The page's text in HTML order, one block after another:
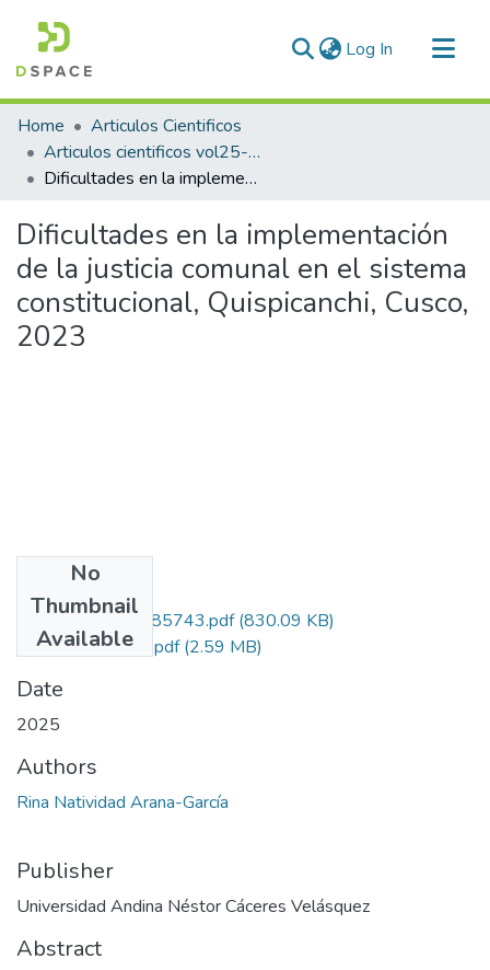
Log In (current)
Communities & Collections
All of DSpace
Statistics
Home
Articulos Cientificos
Articulos cientificos vol25- 1
Dificultades en la implementación de la justicia comunal en el sistema constitucional, Quispicanchi, Cusco, 2023
Dificultades en la implementación
de la justicia comunal en el sistema
constitucional, Quispicanchi, Cusco,
2023
No
Thumbnail
Available
0025_RCIA_25185743.pdf(830.09 KB)
grado de similitud.pdf(2.59 MB)
Date
2025
Authors
Rina Natividad Arana-García
Publisher
Universidad Andina Néstor Cáceres Velásquez
Abstract